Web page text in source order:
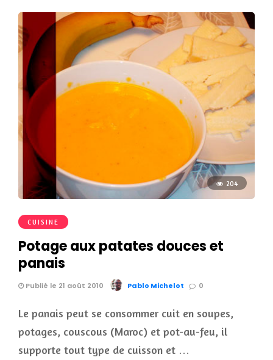
204
CUISINE
Potage aux patates douces et
panais
Publié le 21 août 2010 Pablo Michelot 0
Le panais peut se consommer cuit en soupes,
potages, couscous (Maroc) et pot-au-feu, il
supporte tout type de cuisson et …